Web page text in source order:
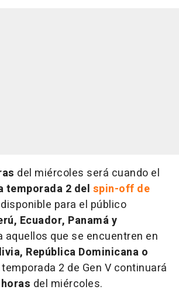
del miércoles será cuando el
temporada 2 del spin-off de
para el público
Ecuador, Panamá y
aquellos que se encuentren en
República Dominicana o
temporada 2 de Gen V continuará
del miércoles.